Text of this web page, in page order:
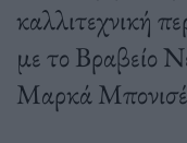
καλλιτεχνική
με το Βραβείο
Μαρκά